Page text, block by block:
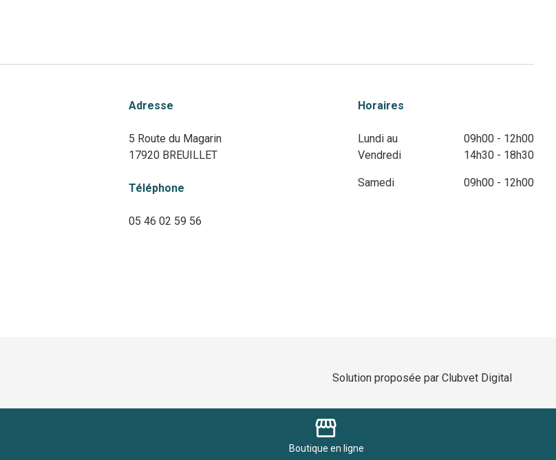
storefront
Boutique en ligne
Adresse
5 Route du Magarin
17920 BREUILLET
Téléphone
05 46 02 59 56
Horaires
Lundi au
Vendredi
09h00 - 12h00
14h30 - 18h30
Samedi 09h00 - 12h00
Solution proposée par Clubvet Digital